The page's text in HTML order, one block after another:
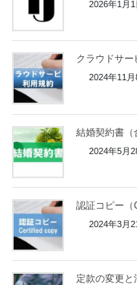
2026年1月1
クラウドサ
2024年11月
結婚契約書（
2024年5月
認証コピー（
2024年3月
定款の変更